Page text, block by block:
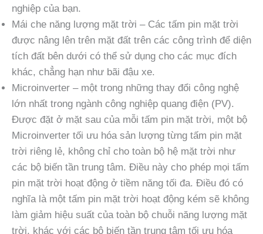
nghiệp của bạn.
Mái che năng lượng mặt trời – Các tấm pin mặt trời
được nâng lên trên mặt đất trên các công trình để diện
tích đất bên dưới có thể sử dụng cho các mục đích
khác, chẳng hạn như bãi đậu xe.
Microinverter – một trong những thay đổi công nghệ
lớn nhất trong ngành công nghiệp quang điện (PV).
Được đặt ở mặt sau của mỗi tấm pin mặt trời, một bộ
Microinverter tối ưu hóa sản lượng từng tấm pin mặt
trời riêng lẻ, không chỉ cho toàn bộ hệ mặt trời như
các bộ biến tần trung tâm. Điều này cho phép mọi tấm
pin mặt trời hoạt động ở tiềm năng tối đa. Điều đó có
nghĩa là một tấm pin mặt trời hoạt động kém sẽ không
làm giảm hiệu suất của toàn bộ chuỗi năng lượng mặt
trời, khác với các bộ biến tần trung tâm tối ưu hóa